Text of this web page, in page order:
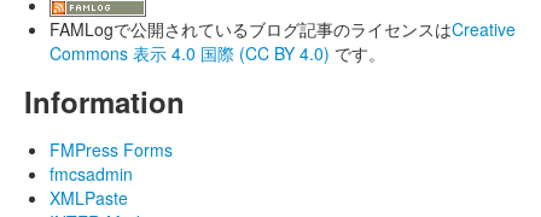
FAMLogで公開されているブログ記事のライセンスはCreative
Commons 表示 4.0 国際 (CC BY 4.0) です。
Information
FMPress Forms
fmcsadmin
XMLPaste